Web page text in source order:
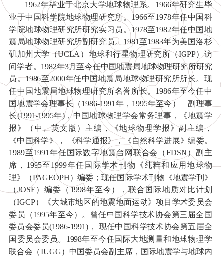
1962年毕业于北京大学地球物理系。1966年研究生毕
业于中国科学院地球物理研究所。1966至1978年任中国科
学院地球物理研究所研究实习员。1978至1982年任中国地
震局地球物理研究所副研究员。1981至1983年为美国洛杉
矶加州大学（UCLA）地球和行星物理研究所（IGPP）访
问学者。1982年3月至今任中国地震局地球物理研究所研究
员。1986至2000年任中国地震局地球物理研究所所长。现
任中国地震局地球物理研究所名誉所长。1986年至今任中
国地震学会理事长（1986-1991年，1995年至今），副理事
长(1991-1995年)，中国地球物理学会常务理事，《地震学
报》（中、英文版）主编，《地球物理学报》副主编，
《中国科学》， 《科学通报》，《自然科学进展》编委。
1989至1991年任国际数字地震台网联合会（FDSN）副主
席，1995至1999年任国际学术刊物《纯粹和应用地球物
理》（PAGEOPH）编委；现任国际学术刊物《地震学刊》
（JOSE）编委（1998年至今），联合国际地质对比计划
（IGCP）《大城市地区的地震地面运动》项目学术委员会
委员（1995年至今）。曾任中国科学技术协会第三届全国
委员会委员(1986-1991)， 现任中国科学技术协会第五届全
国委员会委员。1998年至今任国际大地测量和地球物理学
联合会（IUGG）中国委员会副主席，国际地震学与地球内